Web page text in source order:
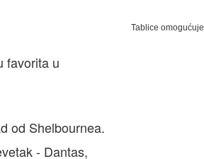
favorita u
od Shelbournea.
- Dantas,
Tablice omogućuje